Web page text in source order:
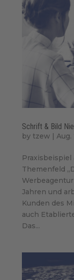
Schrift & Bild
by tzew | Aug.
Praxisbeispiel
Themenfeld
Jahren und
Kunden des
auch
Das...